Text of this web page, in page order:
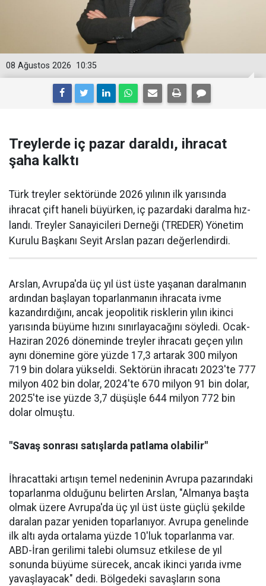
10:35
08 Ağustos 2026
Treylerde iç pazar daraldı, ihracat
şaha kalktı
Türk treyler sektöründe 2026 yılının ilk yarısın­da
ihracat çift haneli bü­yürken, iç pazardaki daralma hız­
landı. Treyler Sanayicileri Der­neği (TREDER) Yönetim
Kurulu Başkanı Seyit Arslan pazarı değerlendirdi.
Arslan, Avrupa'da üç yıl üst üste yaşanan daralma­nın
ardından başlayan toparlan­manın ihracata ivme
kazandır­dığını, ancak jeopolitik riskle­rin yılın ikinci
yarısında büyüme hızını sınırlayacağını söyledi. Ocak-
Haziran 2026 döneminde treyler ihracatı geçen yılın
aynı dönemine göre yüzde 17,3 artarak 300 milyon
719 bin dolara yüksel­di. Sektörün ihracatı 2023'te 777
milyon 402 bin dolar, 2024'te 670 milyon 91 bin dolar,
2025'te ise yüzde 3,7 düşüşle 644 milyon 772 bin
dolar olmuştu.
"Savaş sonrası satışlarda patlama olabilir"
İhracattaki artışın temel nede­ninin Avrupa pazarındaki
topar­lanma olduğunu belirten Arslan, "Almanya başta
olmak üzere Av­rupa'da üç yıl üst üste güçlü şe­kilde
daralan pazar yeniden to­parlanıyor. Avrupa genelinde
ilk altı ayda ortalama yüzde 10'luk toparlanma var.
ABD-İran geri­limi talebi olumsuz etkilese de yıl
sonunda büyüme sürecek, ancak ikinci yarıda ivme
yavaşlayacak" dedi. Bölgedeki savaşların sona